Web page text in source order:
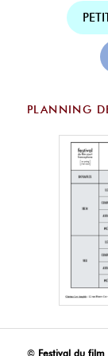
PLANNING
© Festival du